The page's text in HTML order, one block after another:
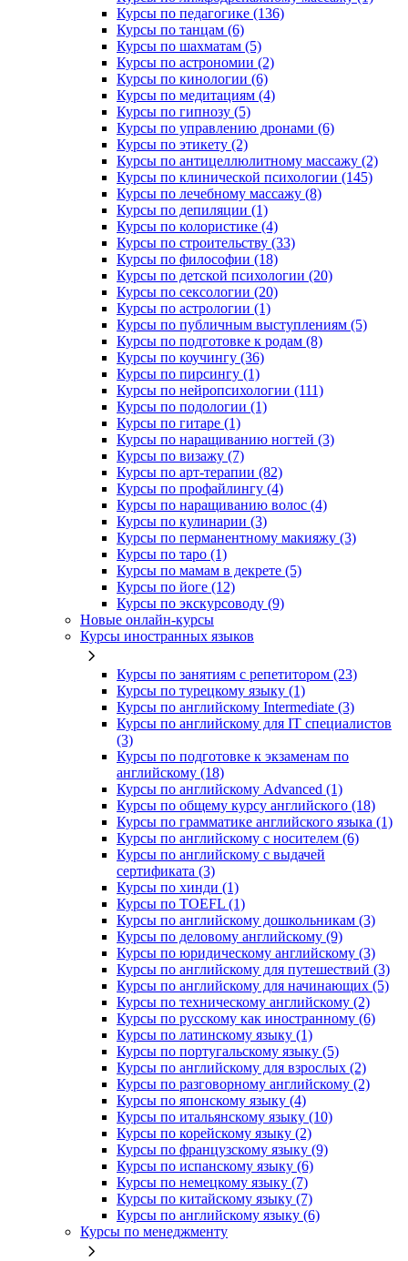
Курсы по педагогике (136)
Курсы по танцам (6)
Курсы по шахматам (5)
Курсы по астрономии (2)
Курсы по кинологии (6)
Курсы по медитациям (4)
Курсы по гипнозу (5)
Курсы по управлению дронами (6)
Курсы по этикету (2)
Курсы по антицеллюлитному массажу (2)
Курсы по клинической психологии (145)
Курсы по лечебному массажу (8)
Курсы по депиляции (1)
Курсы по колористике (4)
Курсы по строительству (33)
Курсы по философии (18)
Курсы по детской психологии (20)
Курсы по сексологии (20)
Курсы по астрологии (1)
Курсы по публичным выступлениям (5)
Курсы по подготовке к родам (8)
Курсы по коучингу (36)
Курсы по пирсингу (1)
Курсы по нейропсихологии (111)
Курсы по подологии (1)
Курсы по гитаре (1)
Курсы по наращиванию ногтей (3)
Курсы по визажу (7)
Курсы по арт-терапии (82)
Курсы по профайлингу (4)
Курсы по наращиванию волос (4)
Курсы по кулинарии (3)
Курсы по перманентному макияжу (3)
Курсы по таро (1)
Курсы по мамам в декрете (5)
Курсы по йоге (12)
Курсы по экскурсоводу (9)
Новые онлайн‑курсы
Курсы иностранных языков
Курсы по занятиям с репетитором (23)
Курсы по турецкому языку (1)
Курсы по английскому Intermediate (3)
Курсы по английскому для IT специалистов
(3)
Курсы по подготовке к экзаменам по
английскому (18)
Курсы по английскому Advanced (1)
Курсы по общему курсу английского (18)
Курсы по грамматике английского языка (1)
Курсы по английскому с носителем (6)
Курсы по английскому с выдачей
сертификата (3)
Курсы по хинди (1)
Курсы по TOEFL (1)
Курсы по английскому дошкольникам (3)
Курсы по деловому английскому (9)
Курсы по юридическому английскому (3)
Курсы по английскому для путешествий (3)
Курсы по английскому для начинающих (5)
Курсы по техническому английскому (2)
Курсы по русскому как иностранному (6)
Курсы по латинскому языку (1)
Курсы по португальскому языку (5)
Курсы по английскому для взрослых (2)
Курсы по разговорному английскому (2)
Курсы по японскому языку (4)
Курсы по итальянскому языку (10)
Курсы по корейскому языку (2)
Курсы по французскому языку (9)
Курсы по испанскому языку (6)
Курсы по немецкому языку (7)
Курсы по китайскому языку (7)
Курсы по английскому языку (6)
Курсы по менеджменту